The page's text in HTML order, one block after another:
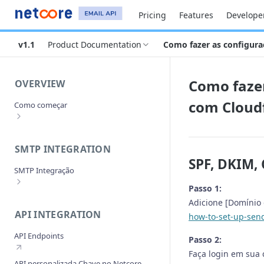
Pricing Features
v1.1 Product Documentation Como fazer as
OVERVIEW
Como começar
Como configurar o envio de domínios?
O que é o processo de aprovação de
O que fazer se o seu domínio
remetente for rejeitado?
Como obter as credenciais SMTP e API
-
SMTP INTEGRATION
SMTP Integração
Como integrar com diferentes
Como integrar os seus Clientes de
Correio?(
API INTEGRATION
API Endpoints
Como
com
SPF,
Passo 1:
Adicione
how-to-set-up-
Passo 2:
Faça login em